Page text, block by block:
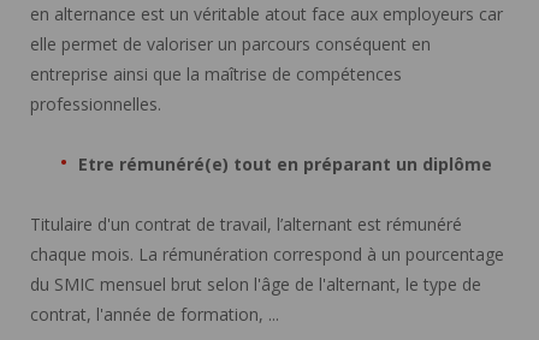
en alternance est un véritable atout face aux employeurs car
elle permet de valoriser un parcours conséquent en
entreprise ainsi que la maîtrise de compétences
professionnelles.
Etre rémunéré(e) tout en préparant un diplôme
Titulaire d'un contrat de travail, l’alternant est rémunéré
chaque mois. La rémunération correspond à un pourcentage
du SMIC mensuel brut selon l'âge de l'alternant, le type de
contrat, l'année de formation, ...